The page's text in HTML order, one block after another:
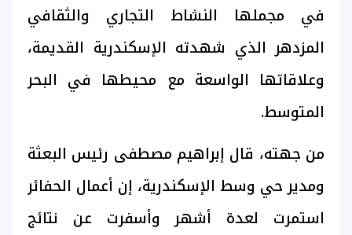
في مجملها النشاط التجاري والثقافي
المزدهر الذي شهدته الإسكندرية القديمة،
وعلاقاتها الواسعة مع محيطها في البحر
المتوسط.
من جهته، قال إبراهيم مصطفى رئيس البعثة
ومدير حي وسط الإسكندرية، إن أعمال الحفائر
استمرت لعدة أشهر وأسفرت عن نتائج